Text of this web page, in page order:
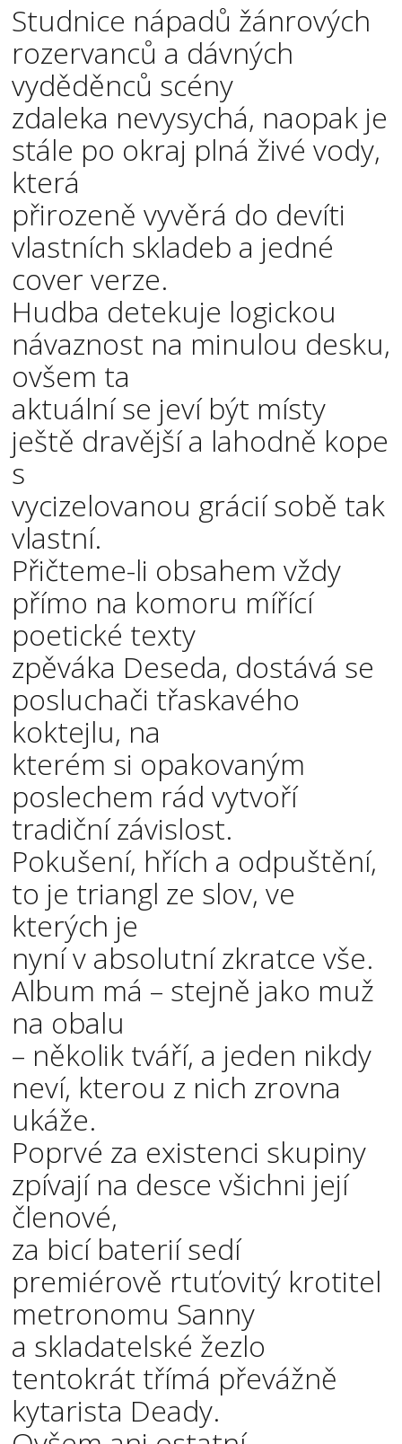
Studnice nápadů žánrových
rozervanců a dávných
vyděděnců scény
zdaleka nevysychá, naopak je
stále po okraj plná živé vody,
která
přirozeně vyvěrá do devíti
vlastních skladeb a jedné
cover verze.
Hudba detekuje logickou
návaznost na minulou desku,
ovšem ta
aktuální se jeví být místy
ještě dravější a lahodně kope
s
vycizelovanou grácií sobě tak
vlastní.
Přičteme-li obsahem vždy
přímo na komoru mířící
poetické texty
zpěváka Deseda, dostává se
posluchači třaskavého
koktejlu, na
kterém si opakovaným
poslechem rád vytvoří
tradiční závislost.
Pokušení, hřích a odpuštění,
to je triangl ze slov, ve
kterých je
nyní v absolutní zkratce vše.
Album má – stejně jako muž
na obalu
– několik tváří, a jeden nikdy
neví, kterou z nich zrovna
ukáže.
Poprvé za existenci skupiny
zpívají na desce všichni její
členové,
za bicí baterií sedí
premiérově rtuťovitý krotitel
metronomu Sanny
a skladatelské žezlo
tentokrát třímá převážně
kytarista Deady.